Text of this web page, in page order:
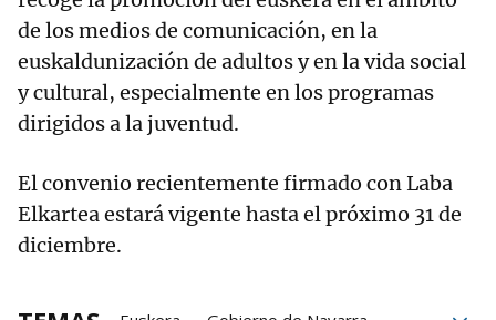
de los medios de comunicación, en la
euskaldunización de adultos y en la vida social
y cultural, especialmente en los programas
dirigidos a la juventud.
El convenio recientemente firmado con Laba
Elkartea estará vigente hasta el próximo 31 de
diciembre.